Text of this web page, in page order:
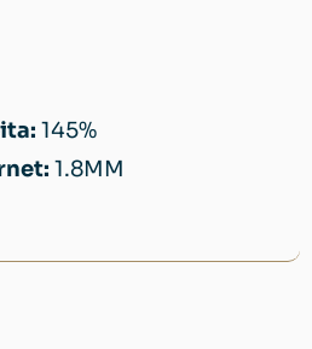
145%
1.8MM